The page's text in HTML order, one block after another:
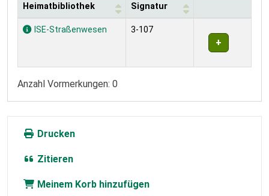
Exemplare
Heimatbibliothek Signatur
ISE-Straßenwesen 3-107
Anzahl Vormerkungen: 0
Drucken
Zitieren
Meinem Korb hinzufügen